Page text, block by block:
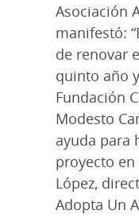
Asociación
manifestó:
de renovar
quinto año
Fundación
Modesto
ayuda para
proyecto en
López,
Adopta Un